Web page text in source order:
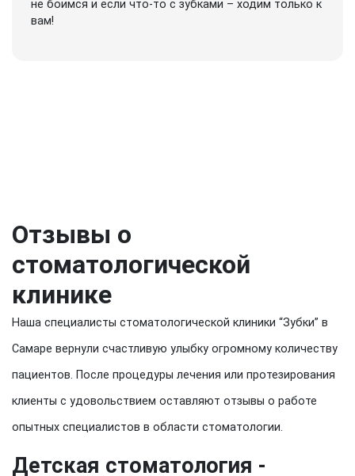
не боимся и если что-то с зубками – ходим только к
вам!
Отзывы о
стоматологической
клинике
Наша специалисты стоматологической клиники “Зубки” в
Самаре вернули счастливую улыбку огромному количеству
пациентов. После процедуры лечения или протезирования
клиенты с удовольствием оставляют отзывы о работе
опытных специалистов в области стоматологии.
Детская стоматология -